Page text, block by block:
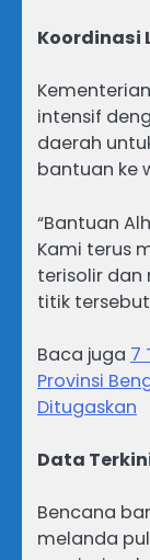
Koordinasi
intensif
daerah
bantuan ke
“Bantuan
Kami terus
terisolir
titik
Baca juga 7
Provinsi
Ditugaskan
Data
Bencana
melanda